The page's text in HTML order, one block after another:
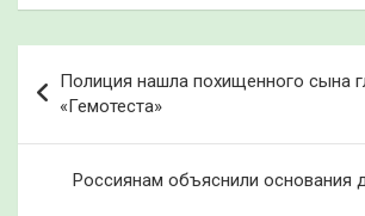
по
записям
Полиция нашла похищенного сына
«Гемотеста»
Россиянам объяснили основания